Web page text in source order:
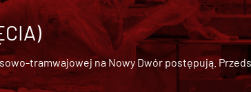
tramwajowej na Nowy Dwórpostępują.